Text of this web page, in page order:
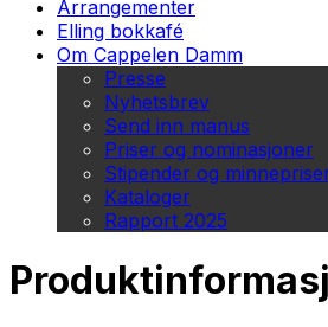
Arrangementer
Elling bokkafé
Om Cappelen Damm
Presse
Nyhetsbrev
Send inn manus
Priser og nominasjoner
Stipender og
Kataloger
Rapport 2025